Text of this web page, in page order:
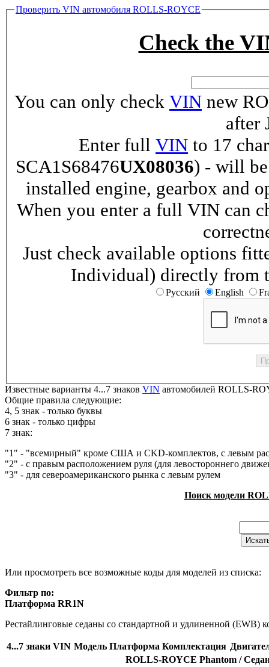
Проверить VIN автомобиля ROLLS-ROYCE
Check the
You can only check VIN new
after
Enter full VIN to 17
SCA1S68476UX08036) - will
installed engine, gearbox and
When you enter a full VIN can
Just check available options
Individual) directly from
Русский English
Известные варианты 4...7 знаков VIN автомобилей ROLLS-
Общие правила следующие:
4, 5 знак - только буквы
6 знак - только цифры
7 знак:
"1" - "всемирный" кроме США и CKD-комплектов, с левым
"2" - с правым расположением руля (для левостороннего
"3" - для североамериканского рынка с левым рулем
Поиск модели
Или просмотреть все возможные коды для моделей из списка:
Фильтр по:
Платформа RR1N
Рестайлинговые седаны со стандартной и удлиненной (EWB)
4...7 знаки VIN Модель Платформа Комплектация
ROLLS-ROYCE Phantom /